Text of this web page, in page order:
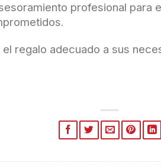
profesional para
regalo adecuado a sus